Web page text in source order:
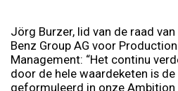
Jörg Burzer, lid van de raad
Benz Group AG voor
Management: “Het continu
door de hele waardeketen is
geformuleerd in onze Ambition